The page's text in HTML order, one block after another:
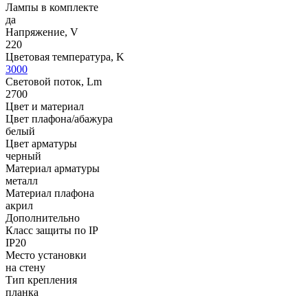
Лампы в комплекте
да
Напряжение, V
220
Цветовая температура, K
3000
Световой поток, Lm
2700
Цвет и материал
Цвет плафона/абажура
белый
Цвет арматуры
черный
Материал арматуры
металл
Материал плафона
акрил
Дополнительно
Класс защиты по IP
IP20
Место установки
на стену
Тип крепления
планка